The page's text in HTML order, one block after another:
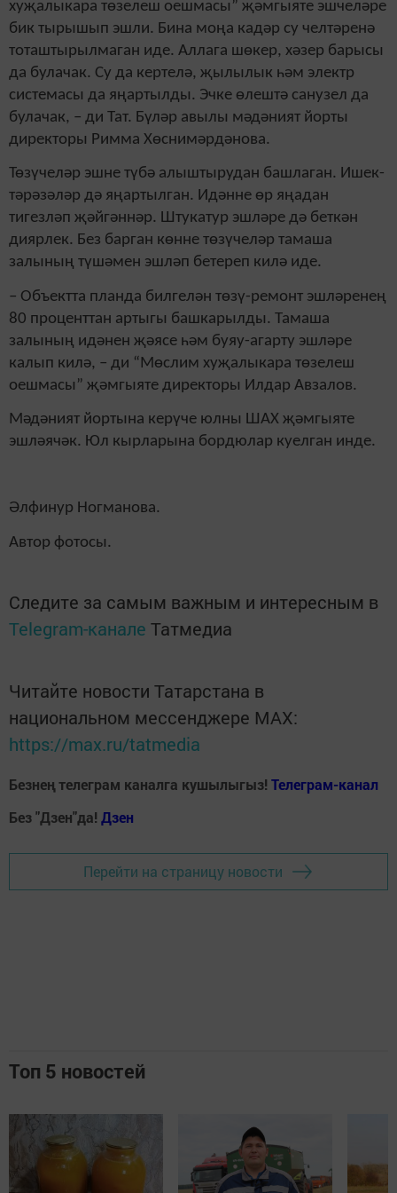
хуҗалыкара төзелеш оешмасы” җәмгыяте эшчеләре
бик тырышып эшли. Бина моңа кадәр су челтәренә
тоташтырылмаган иде. Аллага шөкер, хәзер барысы
да булачак. Су да кертелә, җылылык һәм электр
системасы да яңартылды. Эчке өлештә санузел да
булачак, – ди Тат. Бүләр авылы мәдәният йорты
директоры Римма Хөснимәрдәнова.
Төзүчеләр эшне түбә алыштырудан башлаган. Ишек-
тәрәзәләр дә яңартылган. Идәнне өр яңадан
тигезләп җәйгәннәр. Штукатур эшләре дә беткән
диярлек. Без барган көнне төзүчеләр тамаша
залының түшәмен эшләп бетереп килә иде.
– Объектта планда билгелән төзү-ремонт эшләренең
80 проценттан артыгы башкарылды. Тамаша
залының идәнен җәясе һәм буяу-агарту эшләре
калып килә, – ди “Мөслим хуҗалыкара төзелеш
оешмасы” җәмгыяте директоры Илдар Авзалов.
Мәдәният йортына керүче юлны ШАХ җәмгыяте
эшләячәк. Юл кырларына бордюлар куелган инде.
Әлфинур Ногманова.
Автор фотосы.
Следите за самым важным и интересным в
Telegram-канале Татмедиа
Читайте новости Татарстана в
национальном мессенджере MАХ:
https://max.ru/tatmedia
Безнең телеграм каналга кушылыгыз! Телеграм-канал
Без "Дзен"да! Дзен
Перейти на страницу новости
Топ 5 новостей